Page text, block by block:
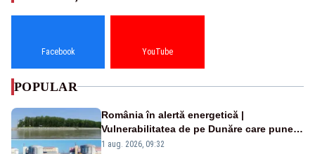
Facebook YouTube
POPULAR
România în alertă energetică |
Vulnerabilitatea de pe Dunăre care pune
în pericol Centrala Cernavodă era
1 aug. 2026, 09:32